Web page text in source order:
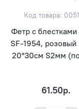
Код товара:
Фетр с блестками
SF-1954,
20*30см S2мм
61.50р.